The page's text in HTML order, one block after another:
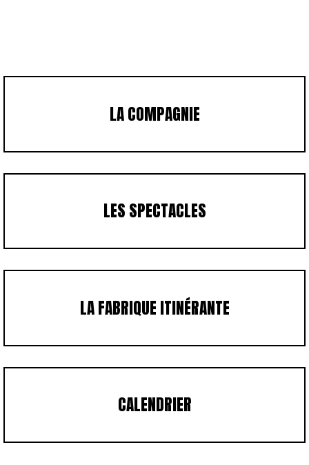
LA COMPAGNIE
LES SPECTACLES
LA FABRIQUE ITINÉRANTE
CALENDRIER